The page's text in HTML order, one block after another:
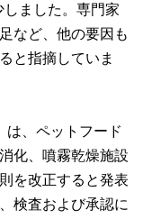
ました。専門家
など、他の要因も
と指摘していま
は、ペットフード
化、噴霧乾燥施設
を改正すると発表
検査および承認に